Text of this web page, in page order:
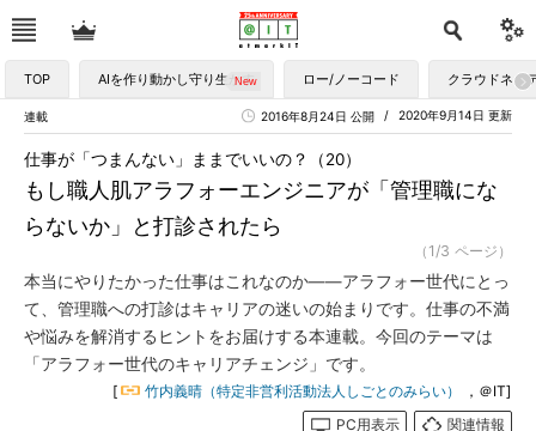
TOP AIを作り動かし守り生かす ロー/ノーコード クラウドネイ
連載 2020年9月14日 更新
2016年8月24日 公開
もし職人肌アラフォーエンジニアが「管理職にな
らないか」と打診されたら
仕事が「つまんない」ままでいいの？（20）
（1/3 ページ）
本当にやりたかった仕事はこれなのか――アラフォー世代にとっ
て、管理職への打診はキャリアの迷いの始まりです。仕事の不満
や悩みを解消するヒントをお届けする本連載。今回のテーマは
「アラフォー世代のキャリアチェンジ」です。
[ 竹内義晴（特定非営利活動法人しごとのみらい）
，＠IT]
PC用表示
関連情報